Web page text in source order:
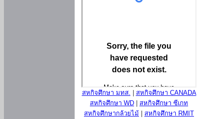
สหกิจศึกษา มทส.
สหกิจศึกษา CANADA
สหกิจศึกษา WD
สหกิจศึกษา ซีเกท
สหกิจศึกษากล้วยไม้
สหกิจศึกษา RMIT